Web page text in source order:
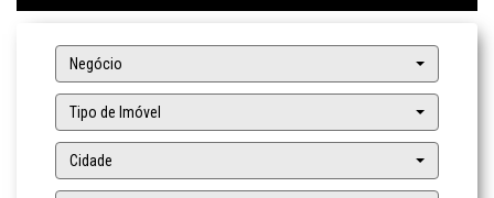
Negócio
Tipo de Imóvel
Cidade